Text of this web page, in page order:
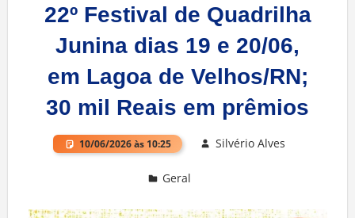
22º Festival de Quadrilha
Junina dias 19 e 20/06,
em Lagoa de Velhos/RN;
30 mil Reais em prêmios
10/06/2026 às 10:25 Silvério Alves
Geral